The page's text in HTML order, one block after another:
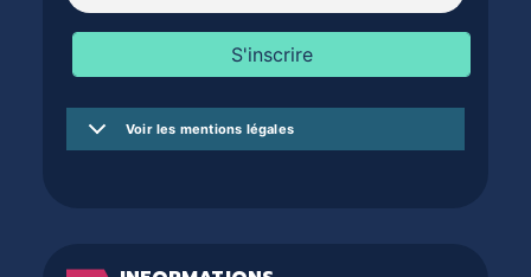
Voir les mentions légales